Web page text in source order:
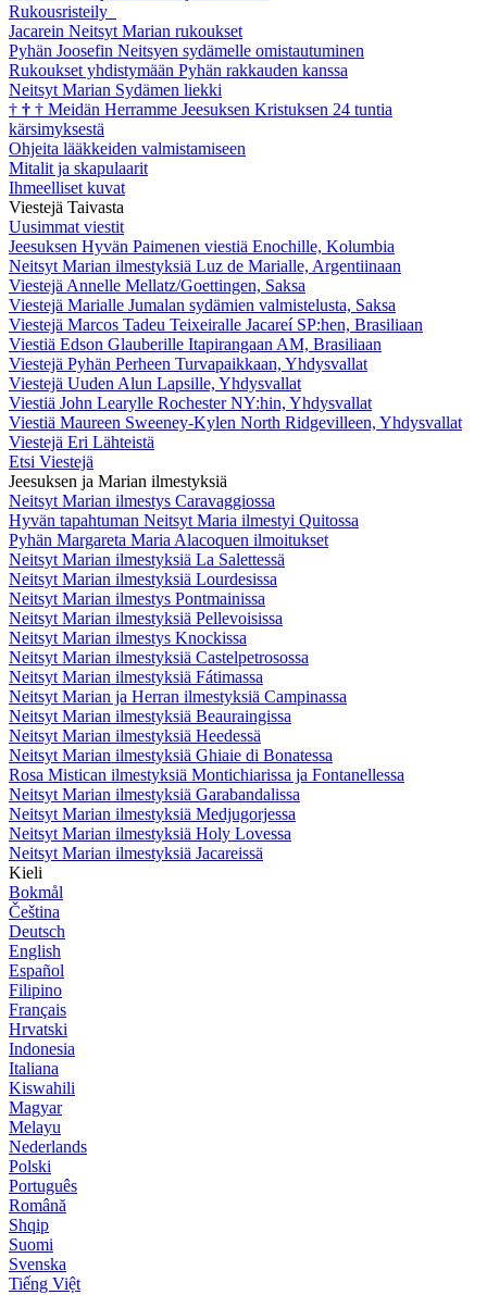
Rukousristeily
Jacarein Neitsyt Marian rukoukset
Pyhän Joosefin Neitsyen sydämelle omistautuminen
Rukoukset yhdistymään Pyhän rakkauden kanssa
Neitsyt Marian Sydämen liekki
† † † Meidän Herramme Jeesuksen Kristuksen 24 tuntia
kärsimyksestä
Ohjeita lääkkeiden valmistamiseen
Mitalit ja skapulaarit
Ihmeelliset kuvat
Viestejä Taivasta
Uusimmat viestit
Jeesuksen Hyvän Paimenen viestiä Enochille, Kolumbia
Neitsyt Marian ilmestyksiä Luz de Marialle, Argentiinaan
Viestejä Annelle Mellatz/Goettingen, Saksa
Viestejä Marialle Jumalan sydämien valmistelusta, Saksa
Viestejä Marcos Tadeu Teixeiralle Jacareí SP:hen, Brasiliaan
Viestiä Edson Glauberille Itapirangaan AM, Brasiliaan
Viestejä Pyhän Perheen Turvapaikkaan, Yhdysvallat
Viestejä Uuden Alun Lapsille, Yhdysvallat
Viestiä John Learylle Rochester NY:hin, Yhdysvallat
Viestiä Maureen Sweeney-Kylen North Ridgevilleen, Yhdysvallat
Viestejä Eri Lähteistä
Etsi Viestejä
Jeesuksen ja Marian ilmestyksiä
Neitsyt Marian ilmestys Caravaggiossa
Hyvän tapahtuman Neitsyt Maria ilmestyi Quitossa
Pyhän Margareta Maria Alacoquen ilmoitukset
Neitsyt Marian ilmestyksiä La Salettessä
Neitsyt Marian ilmestyksiä Lourdesissa
Neitsyt Marian ilmestys Pontmainissa
Neitsyt Marian ilmestyksiä Pellevoisissa
Neitsyt Marian ilmestys Knockissa
Neitsyt Marian ilmestyksiä Castelpetrosossa
Neitsyt Marian ilmestyksiä Fátimassa
Neitsyt Marian ja Herran ilmestyksiä Campinassa
Neitsyt Marian ilmestyksiä Beauraingissa
Neitsyt Marian ilmestyksiä Heedessä
Neitsyt Marian ilmestyksiä Ghiaie di Bonatessa
Rosa Mistican ilmestyksiä Montichiarissa ja Fontanellessa
Neitsyt Marian ilmestyksiä Garabandalissa
Neitsyt Marian ilmestyksiä Medjugorjessa
Neitsyt Marian ilmestyksiä Holy Lovessa
Neitsyt Marian ilmestyksiä Jacareissä
Kieli
Bokmål
Čeština
Deutsch
English
Español
Filipino
Français
Hrvatski
Indonesia
Italiana
Kiswahili
Magyar
Melayu
Nederlands
Polski
Português
Română
Shqip
Suomi
Svenska
Tiếng Việt